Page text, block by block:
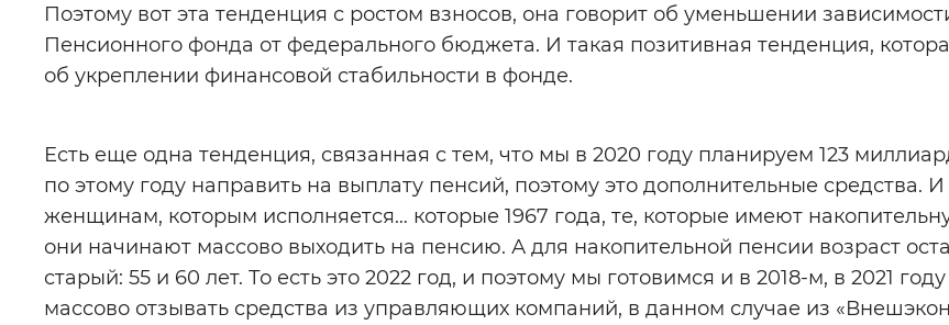
Поэтому вот эта тенденция с ростом взносов, она говорит об уменьшении
Пенсионного фонда от федерального бюджета. И такая позитивная тенденция,
об укреплении финансовой стабильности в фонде.
Есть еще одна тенденция, связанная с тем, что мы в 2020 году планируем 123
по этому году направить на выплату пенсий, поэтому это дополнительные средства. И
женщинам, которым исполняется… которые 1967 года, те, которые имеют
они начинают массово выходить на пенсию. А для накопительной пенсии возраст
старый: 55 и 60 лет. То есть это 2022 год, и поэтому мы готовимся и в 2018-м, в 2021
массово отзывать средства из управляющих компаний, в данном случае из